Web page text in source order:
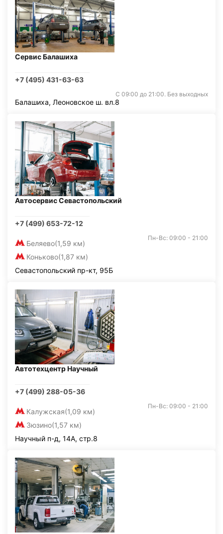
Сервис Балашиха
+7 (495) 431-63-63
С 09:00 до 21:00. Без выходных
Балашиха, Леоновское ш. вл.8
Автосервис Севастопольский
+7 (499) 653-72-12
Беляево(1,59 км)
Коньково(1,87 км)
Пн-Вс: 09:00 - 21:00
Севастопольский пр-кт, 95Б
Автотехцентр Научный
+7 (499) 288-05-36
Калужская(1,09 км)
Зюзино(1,57 км)
Пн-Вс: 09:00 - 21:00
Научный п-д, 14А, стр.8